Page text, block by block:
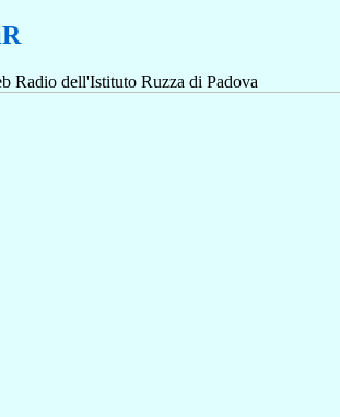
Radio dell'Istituto Ruzza di Padova